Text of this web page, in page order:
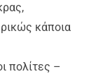
κάποια
πολίτες –